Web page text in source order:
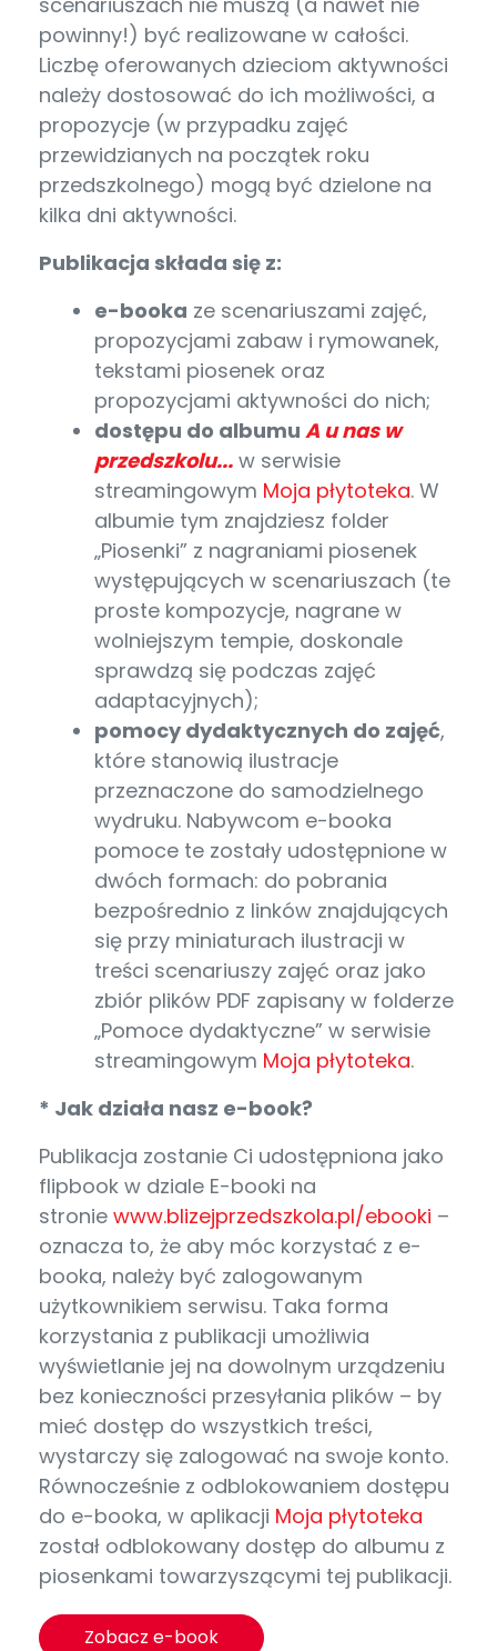
powinny!) być realizowane w całości.
Liczbę oferowanych dzieciom aktywności
należy dostosować do ich możliwości, a
propozycje (w przypadku zajęć
przewidzianych na początek roku
przedszkolnego) mogą być dzielone na
kilka dni aktywności.
Publikacja składa się z:
e-booka ze scenariuszami zajęć,
propozycjami zabaw i rymowanek,
tekstami piosenek oraz
propozycjami aktywności do nich;
dostępu do albumu A u nas w
przedszkolu... w serwisie
streamingowym Moja płytoteka. W
albumie tym znajdziesz folder
„Piosenki” z nagraniami piosenek
występujących w scenariuszach (te
proste kompozycje, nagrane w
wolniejszym tempie, doskonale
sprawdzą się podczas zajęć
adaptacyjnych);
pomocy dydaktycznych do zajęć,
które stanowią ilustracje
przeznaczone do samodzielnego
wydruku. Nabywcom e-booka
pomoce te zostały udostępnione w
dwóch formach: do pobrania
bezpośrednio z linków znajdujących
się przy miniaturach ilustracji w
treści scenariuszy zajęć oraz jako
zbiór plików PDF zapisany w folderze
„Pomoce dydaktyczne” w serwisie
streamingowym Moja płytoteka.
* Jak działa nasz e-book?
Publikacja zostanie Ci udostępniona jako
flipbook w dziale E-booki na
stronie www.blizejprzedszkola.pl/ebooki –
oznacza to, że aby móc korzystać z e-
booka, należy być zalogowanym
użytkownikiem serwisu. Taka forma
korzystania z publikacji umożliwia
wyświetlanie jej na dowolnym urządzeniu
bez konieczności przesyłania plików – by
mieć dostęp do wszystkich treści,
wystarczy się zalogować na swoje konto.
Równocześnie z odblokowaniem dostępu
do e-booka, w aplikacji Moja płytoteka
został odblokowany dostęp do albumu z
piosenkami towarzyszącymi tej publikacji.
Zobacz e-book